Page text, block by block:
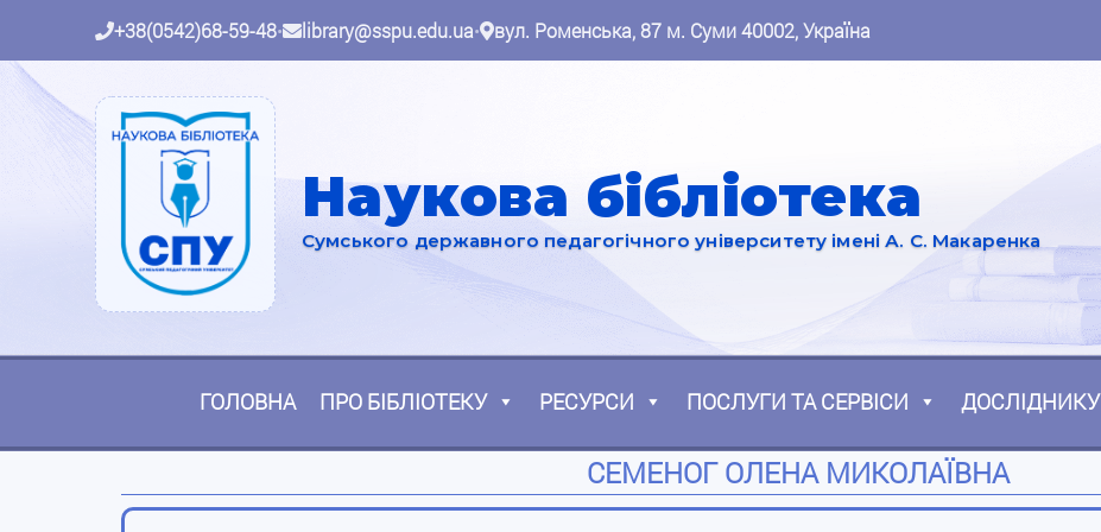
+38(0542)68-59-48• library@sspu.edu.ua• вул. Роменська, 87 м. Суми 40002, Україна
Наукова бібліотека
Сумського державного педагогічного університету імені А. С. Макаренка
ГОЛОВНА ПРО БІБЛІОТЕКУ РЕСУРСИ ПОСЛУГИ ТА СЕРВІСИ ДОСЛІДНИКУ
СЕМЕНОГ ОЛЕНА МИКОЛАЇВНА